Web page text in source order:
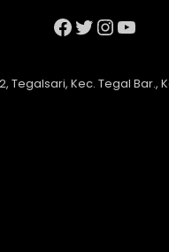
Facebook
Twitter
Tegalsari, Kec. Tegal Bar.,